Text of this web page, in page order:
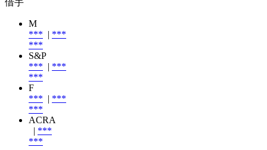
M
*** | ***
***
S&P
*** | ***
***
F
*** | ***
***
ACRA
| ***
***